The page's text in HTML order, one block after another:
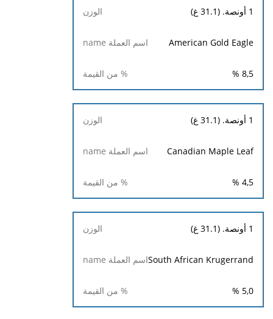
1 أونصة. (31.1 غ)
American Gold Eagle
8,5
%
1 أونصة. (31.1 غ)
Canadian Maple Leaf
4,5
%
1 أونصة. (31.1 غ)
South African Krugerrand
5,0
%